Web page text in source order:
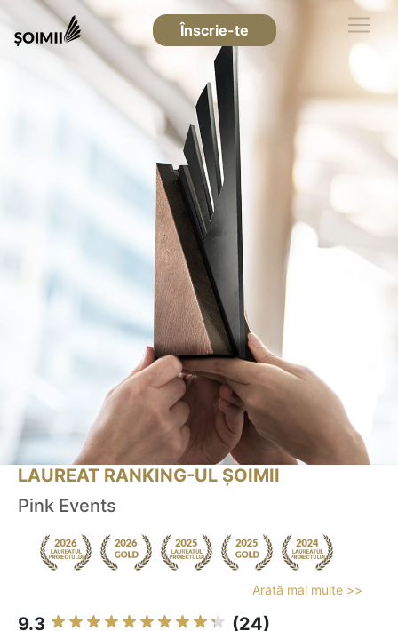
Înscrie-te
LAUREAT RANKING-UL ȘOIMII
Pink Events
Arată mai multe >>
9.3 (24)